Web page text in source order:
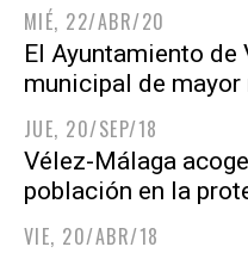
MIÉ, 22/ABR/20
El Ayuntamiento
municipal de mayor
JUE, 20/SEP/18
Vélez-Málaga
población en la
VIE, 20/ABR/18